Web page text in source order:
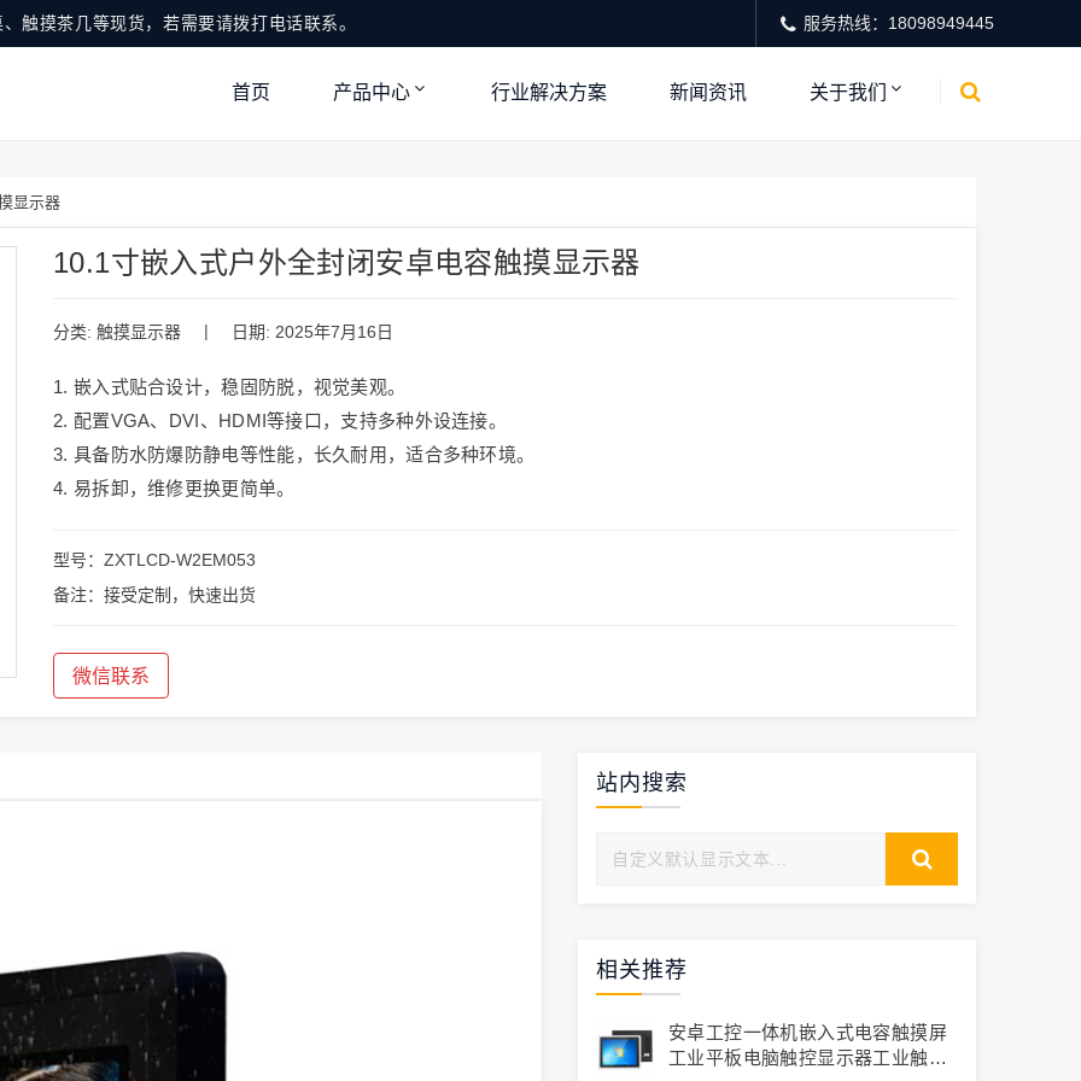
触摸茶几等现货，若需要请拨打电话联系。 服务热线：18098949445
首页 产品中心 行业解决方案 新闻资讯 关于我们
显示器
10.1寸嵌入式户外全封闭安卓电容触摸显示器
分类: 触摸显示器 | 日期: 2025年7月16日
1. 嵌入式贴合设计，稳固防脱，视觉美观。
2. 配置VGA、DVI、HDMI等接口，支持多种外设连接。
3. 具备防水防爆防静电等性能，长久耐用，适合多种环境。
4. 易拆卸，维修更换更简单。
型号：ZXTLCD-W2EM053
备注：接受定制，快速出货
微信联系
站内搜索
相关推荐
安卓工控一体机嵌入式电容触摸屏
工业平板电脑触控显示器工业触摸